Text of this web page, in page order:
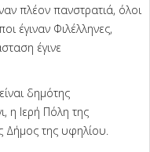
πλέον πανστρατιά, όλοι
έγιναν Φιλέλληνες,
έγινε
δημότης
η Ιερή Πόλη της
Δήμος της υφηλίου.